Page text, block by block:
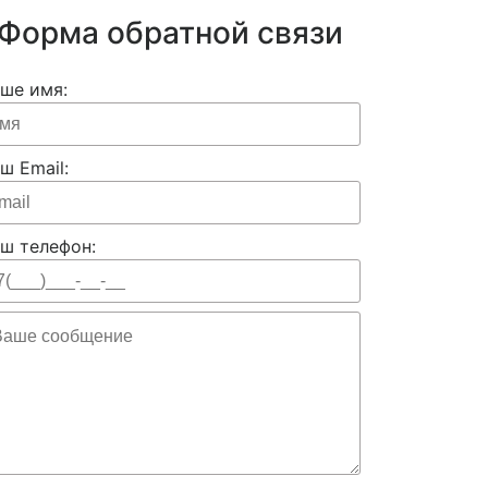
обратной связи
имя:
Email:
телефон: